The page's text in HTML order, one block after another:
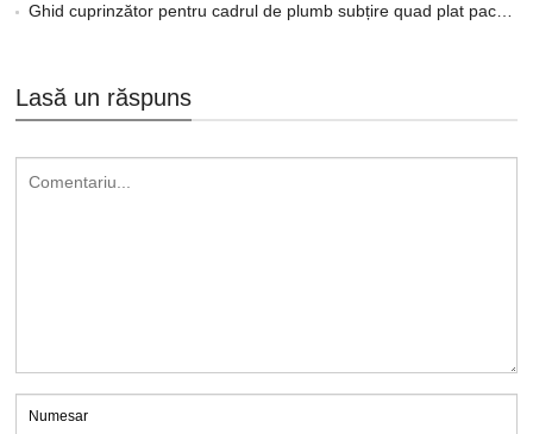
Ghid cuprinzător pentru cadrul de plumb subțire quad plat pachet
Lasă un răspuns